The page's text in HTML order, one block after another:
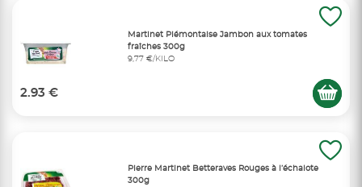
Martinet Piémontaise Jambon aux tomates
fraîches 300g
9,77 €/KILO
2.93 €
Pierre Martinet Betteraves Rouges à l’échalote
300g